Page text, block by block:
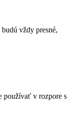
vždy presné,
používať v rozpore s